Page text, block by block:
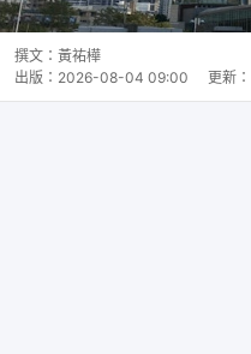
撰文： 黃祐樺
出版： 2026-08-04 09:00 更新：